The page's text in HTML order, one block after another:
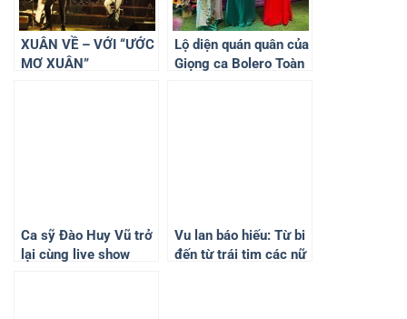
XUÂN VỀ – VỚI “ƯỚC
MƠ XUÂN”
Lộ diện quán quân của
Giọng ca Bolero Toàn
Ca sỹ Đào Huy Vũ trở
lại cùng live show
Vu lan báo hiếu: Từ bi
đến từ trái tim các nữ